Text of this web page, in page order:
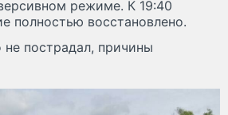
режиме. К 19:40
полностью восстановлено.
не пострадал, причины